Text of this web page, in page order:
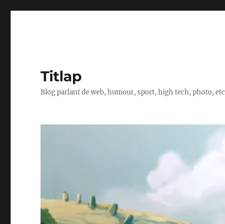
Titlap
Blog parlant de web, humour, sport, high tech, photo, etc